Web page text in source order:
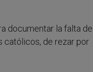
documentar la falta de
católicos, de rezar por